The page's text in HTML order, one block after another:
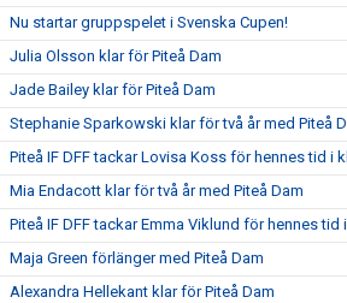
Nu startar gruppspelet i Svenska Cupen!
Julia Olsson klar för Piteå Dam
Jade Bailey klar för Piteå Dam
Stephanie Sparkowski klar för två år med Piteå
Piteå IF DFF tackar Lovisa Koss för hennes tid i
Mia Endacott klar för två år med Piteå Dam
Piteå IF DFF tackar Emma Viklund för hennes tid
Maja Green förlänger med Piteå Dam
Alexandra Hellekant klar för Piteå Dam